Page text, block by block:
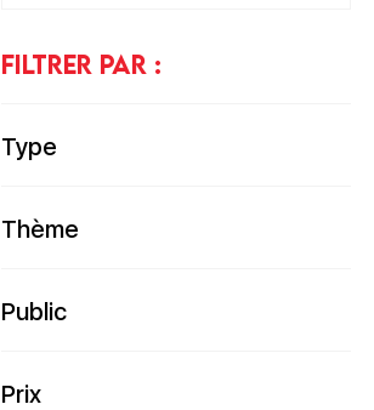
FILTRER PAR :
Type
Thème
Public
Prix